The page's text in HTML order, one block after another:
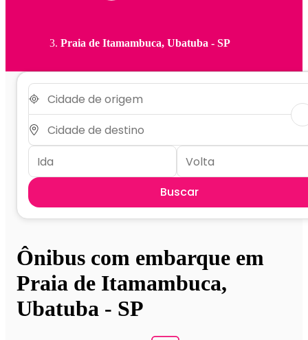
Praia de Itamambuca, Ubatuba - SP
Buscar
Ônibus com embarque em
Praia de Itamambuca,
Ubatuba - SP